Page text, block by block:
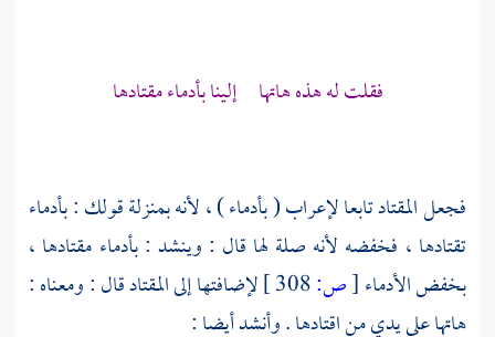
فقلت له هذه هاتها إلينا بأدماء مقتادها
فجعل المقتاد تابعا لإعراب ( بأدماء ) ، لأنه بمنزلة قولك : بأدماء
تقتادها ، فخفضه لأنه صلة لها قال : وينشد : بأدماء مقتادها ،
بخفض الأدماء[ص:
لإضافتها إلى المقتاد قال : ومعناه :
هاتها على يدي من اقتادها . وأنشد أيضا :